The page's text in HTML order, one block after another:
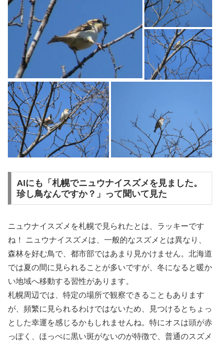
AIにも「札幌でニュウナイスズメを見ました。
珍し鳥なんですか？」って聞いて見た
ニュウナイスズメを札幌で見られたとは、ラッキーです
ね！ ニュウナイスズメは、一般的なスズメとは異なり、
森林を好む鳥で、都市部ではあまり見かけません。北海道
では夏の間に見られることが多いですが、冬になると暖か
い地域へ移動する習性があります。
札幌周辺では、特定の場所で観察できることもあります
が、頻繁に見られるわけではないため、見つけるとちょっ
とした幸運を感じるかもしれませんね。特にオスは頭が赤
っぽく、ほっぺに黒い斑がないのが特徴で、普通のスズメ